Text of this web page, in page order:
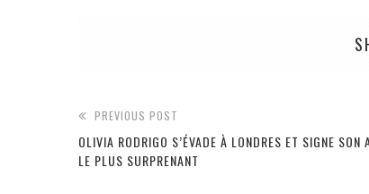
PREVIOUS POST
OLIVIA RODRIGO S’ÉVADE À LONDRES ET SIGNE SON
LE PLUS SURPRENANT